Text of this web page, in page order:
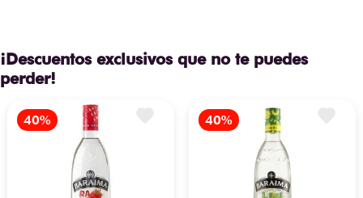
¡Descuentos exclusivos que no te puedes
perder!